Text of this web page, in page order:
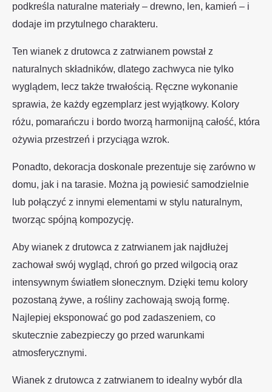
podkreśla naturalne materiały – drewno, len, kamień – i
dodaje im przytulnego charakteru.
Ten wianek z drutowca z zatrwianem powstał z
naturalnych składników, dlatego zachwyca nie tylko
wyglądem, lecz także trwałością. Ręczne wykonanie
sprawia, że każdy egzemplarz jest wyjątkowy. Kolory
różu, pomarańczu i bordo tworzą harmonijną całość, która
ożywia przestrzeń i przyciąga wzrok.
Ponadto, dekoracja doskonale prezentuje się zarówno w
domu, jak i na tarasie. Można ją powiesić samodzielnie
lub połączyć z innymi elementami w stylu naturalnym,
tworząc spójną kompozycję.
Aby wianek z drutowca z zatrwianem jak najdłużej
zachował swój wygląd, chroń go przed wilgocią oraz
intensywnym światłem słonecznym. Dzięki temu kolory
pozostaną żywe, a rośliny zachowają swoją formę.
Najlepiej eksponować go pod zadaszeniem, co
skutecznie zabezpieczy go przed warunkami
atmosferycznymi.
Wianek z drutowca z zatrwianem to idealny wybór dla